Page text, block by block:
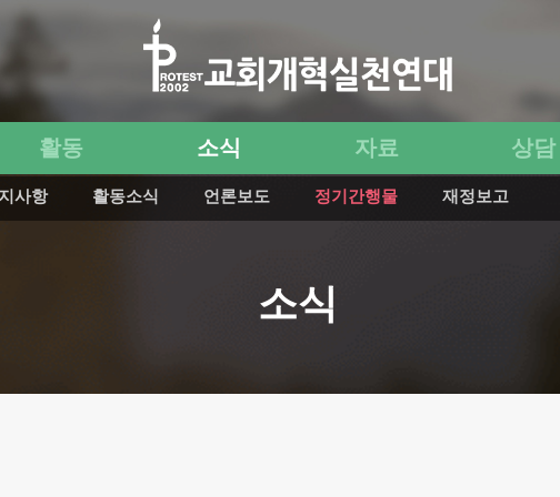
활동 소식
사항 활동소식 언론보도 정기간행물 재정보고
자료 상담
소식